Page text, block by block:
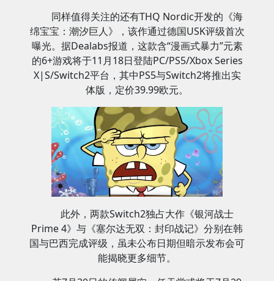
同样值得关注的还有THQ Nordic开发的《海
绵宝宝：潮汐巨人》，该作通过德国USK评级首次
曝光。据Dealabs报道，这款含“漫画式暴力”元素
的6+游戏将于11月18日登陆PC/PS5/Xbox Series
X|S/Switch2平台，其中PS5与Switch2将推出实
体版，定价39.99欧元。
此外，两款Switch2独占大作《银河战士
Prime 4》与《塞尔达无双：封印战记》分别在韩
国与巴西完成评级，虽未公布日期但暗示发布会可
能揭晓更多细节。